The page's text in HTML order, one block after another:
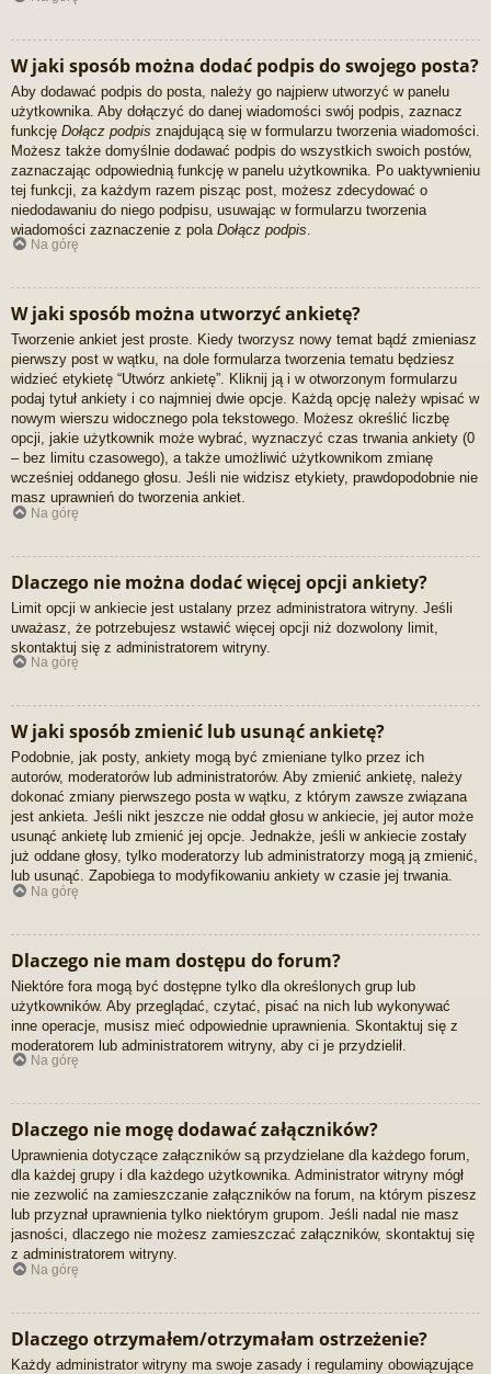
W jaki sposób można dodać podpis do swojego posta?
Aby dodawać podpis do posta, należy go najpierw utworzyć w panelu
użytkownika. Aby dołączyć do danej wiadomości swój podpis, zaznacz
funkcję Dołącz podpis znajdującą się w formularzu tworzenia wiadomości.
Możesz także domyślnie dodawać podpis do wszystkich swoich postów,
zaznaczając odpowiednią funkcję w panelu użytkownika. Po uaktywnieniu
tej funkcji, za każdym razem pisząc post, możesz zdecydować o
niedodawaniu do niego podpisu, usuwając w formularzu tworzenia
wiadomości zaznaczenie z pola Dołącz podpis
Na górę
W jaki sposób można utworzyć ankietę?
Tworzenie ankiet jest proste. Kiedy tworzysz nowy temat bądź zmieniasz
pierwszy post w wątku, na dole formularza tworzenia tematu będziesz
widzieć etykietę “Utwórz ankietę”. Kliknij ją i w otworzonym formularzu
podaj tytuł ankiety i co najmniej dwie opcje. Każdą opcję należy wpisać w
nowym wierszu widocznego pola tekstowego. Możesz określić liczbę
opcji, jakie użytkownik może wybrać, wyznaczyć czas trwania ankiety (0
– bez limitu czasowego), a także umożliwić użytkownikom zmianę
wcześniej oddanego głosu. Jeśli nie widzisz etykiety, prawdopodobnie nie
masz uprawnień do tworzenia ankiet.
Na górę
Dlaczego nie można dodać więcej opcji ankiety?
Limit opcji w ankiecie jest ustalany przez administratora witryny. Jeśli
uważasz, że potrzebujesz wstawić więcej opcji niż dozwolony limit,
skontaktuj się z administratorem witryny.
Na górę
W jaki sposób zmienić lub usunąć ankietę?
Podobnie, jak posty, ankiety mogą być zmieniane tylko przez ich
autorów, moderatorów lub administratorów. Aby zmienić ankietę, należy
dokonać zmiany pierwszego posta w wątku, z którym zawsze związana
jest ankieta. Jeśli nikt jeszcze nie oddał głosu w ankiecie, jej autor może
usunąć ankietę lub zmienić jej opcje. Jednakże, jeśli w ankiecie zostały
już oddane głosy, tylko moderatorzy lub administratorzy mogą ją zmienić,
lub usunąć. Zapobiega to modyfikowaniu ankiety w czasie jej trwania.
Na górę
Dlaczego nie mam dostępu do forum?
Niektóre fora mogą być dostępne tylko dla określonych grup lub
użytkowników. Aby przeglądać, czytać, pisać na nich lub wykonywać
inne operacje, musisz mieć odpowiednie uprawnienia. Skontaktuj się z
moderatorem lub administratorem witryny, aby ci je przydzielił.
Na górę
Dlaczego nie mogę dodawać załączników?
Uprawnienia dotyczące załączników są przydzielane dla każdego forum,
dla każdej grupy i dla każdego użytkownika. Administrator witryny mógł
nie zezwolić na zamieszczanie załączników na forum, na którym piszesz
lub przyznał uprawnienia tylko niektórym grupom. Jeśli nadal nie masz
jasności, dlaczego nie możesz zamieszczać załączników, skontaktuj się
z administratorem witryny.
Na górę
Dlaczego otrzymałem/otrzymałam ostrzeżenie?
Każdy administrator witryny ma swoje zasady i regulaminy obowiązujące